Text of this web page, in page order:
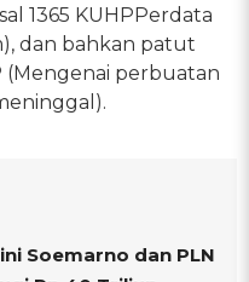
1365 KUHPPerdata
dan bahkan patut
(Mengenai perbuatan
Soemarno dan PLN